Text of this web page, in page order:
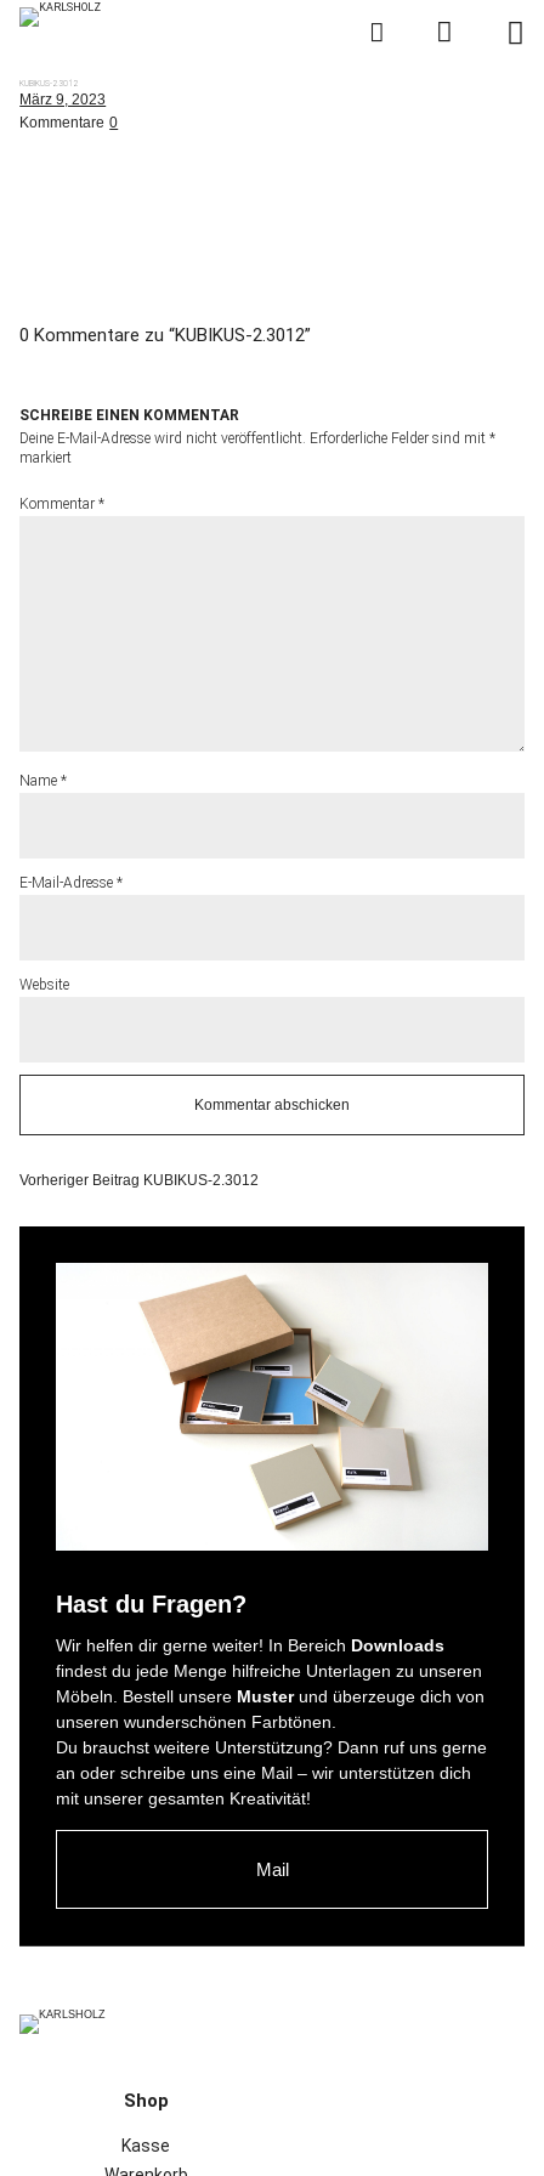
KARLSHOLZ
Das System
KUBIKUS-2.3012
März 9, 2023
Kommentare 0
0 Kommentare zu “KUBIKUS-2.3012”
SCHREIBE EINEN KOMMENTAR
Deine E-Mail-Adresse wird nicht veröffentlicht. Erforderliche Felder sind mit*
markiert
Kommentar*
Name*
E-Mail-Adresse*
Website
Vorheriger Beitrag KUBIKUS-2.3012
Hast du Fragen?
Wir helfen dir gerne weiter! In Bereich Downloads
findest du jede Menge hilfreiche Unterlagen zu unseren
Möbeln. Bestell unsere Musterund überzeuge dich von
unseren wunderschönen Farbtönen.
Du brauchst weitere Unterstützung? Dann ruf uns gerne
an oder schreibe uns eine Mail – wir unterstützen dich
mit unserer gesamten Kreativität!
Mail
Shop
Kasse